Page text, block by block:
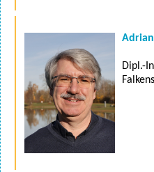
Dipl.-